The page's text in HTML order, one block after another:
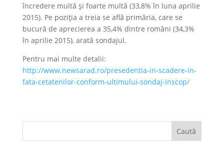
încredere multă și foarte multă (33,8% în luna aprilie
2015). Pe poziția a treia se află primăria, care se
bucură de aprecierea a 35,4% dintre români (34,3%
în aprilie 2015), arată sondajul.
Pentru mai multe detalii:
http://www.newsarad.ro/presedentia-in-scadere-in-
fata-cetatenilor-conform-ultimului-sondaj-inscop/
Caută